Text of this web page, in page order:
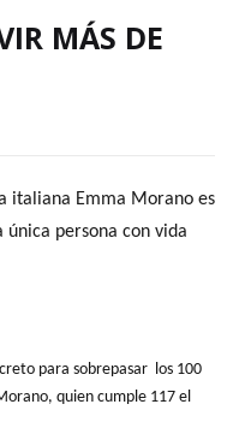
MÁS DE
italiana Emma Morano es
única persona con vida
para sobrepasar los 100
quien cumple 117 el